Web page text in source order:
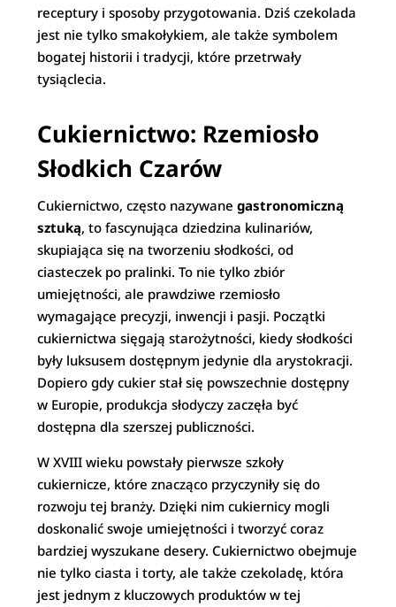
receptury i sposoby przygotowania. Dziś czekolada
jest nie tylko smakołykiem, ale także symbolem
bogatej historii i tradycji, które przetrwały
tysiąclecia.
Cukiernictwo: Rzemiosło
Słodkich Czarów
Cukiernictwo, często nazywanegastronomiczną
sztuką, to fascynująca dziedzina kulinariów,
skupiająca się na tworzeniu słodkości, od
ciasteczek po pralinki. To nie tylko zbiór
umiejętności, ale prawdziwe rzemiosło
wymagające precyzji, inwencji i pasji. Początki
cukiernictwa sięgają starożytności, kiedy słodkości
były luksusem dostępnym jedynie dla arystokracji.
Dopiero gdy cukier stał się powszechnie dostępny
w Europie, produkcja słodyczy zaczęła być
dostępna dla szerszej publiczności.
W XVIII wieku powstały pierwsze szkoły
cukiernicze, które znacząco przyczyniły się do
rozwoju tej branży. Dzięki nim cukiernicy mogli
doskonalić swoje umiejętności i tworzyć coraz
bardziej wyszukane desery. Cukiernictwo obejmuje
nie tylko ciasta i torty, ale także czekoladę, która
jest jednym z kluczowych produktów w tej